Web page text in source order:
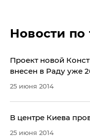
Новости по
Проект новой
внесен в Раду уже
25 июня 2014
В центре Киева
25 июня 2014